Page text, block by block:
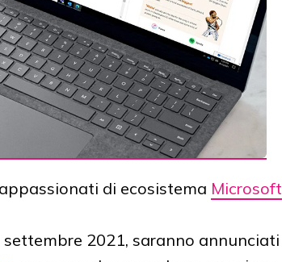
di ecosistema Microsoft
2021, saranno annunciati